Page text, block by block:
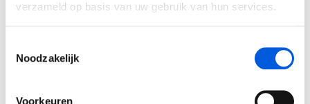
verzameld op basis van uw gebruik van hun services.
Noodzakelijk
Voorkeuren
Leiderschap en Reflectie in de Publieke Sector
zonder snelle conclusies te trekken. Doorvragen onthult
diagrammen of conceptkaarten om complexiteit deelbaar